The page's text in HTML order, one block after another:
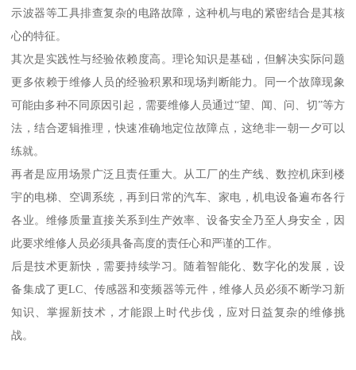
示波器等工具排查复杂的电路故障，这种机与电的紧密结合是其核
心的特征。
其次是实践性与经验依赖度高。理论知识是基础，但解决实际问题
更多依赖于维修人员的经验积累和现场判断能力。同一个故障现象
可能由多种不同原因引起，需要维修人员通过“望、闻、问、切”等方
法，结合逻辑推理，快速准确地定位故障点，这绝非一朝一夕可以
练就。
再者是应用场景广泛且责任重大。从工厂的生产线、数控机床到楼
宇的电梯、空调系统，再到日常的汽车、家电，机电设备遍布各行
各业。维修质量直接关系到生产效率、设备安全乃至人身安全，因
此要求维修人员必须具备高度的责任心和严谨的工作。
后是技术更新快，需要持续学习。随着智能化、数字化的发展，设
备集成了更LC、传感器和变频器等元件，维修人员必须不断学习新
知识、掌握新技术，才能跟上时代步伐，应对日益复杂的维修挑
战。